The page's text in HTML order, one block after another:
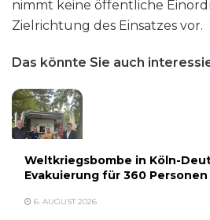
nimmt keine öffentliche
Zielrichtung des Einsatzes vor.
Das könnte Sie auch
Weltkriegsbombe in Köln-
Evakuierung für 360
6. AUGUST 2026